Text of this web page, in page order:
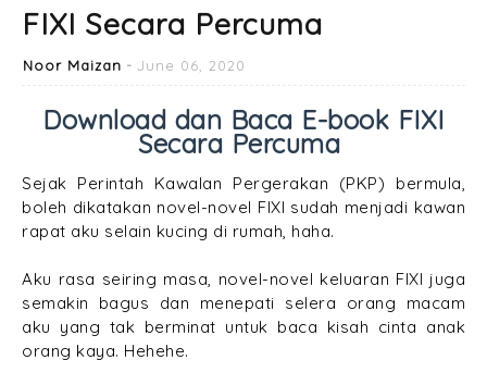
FIXI Secara Percuma
Noor Maizan June 06, 2020
Download dan Baca E-book FIXI
Secara Percuma
Sejak Perintah Kawalan Pergerakan (PKP) bermula,
boleh dikatakan novel-novel FIXI sudah menjadi kawan
rapat aku selain kucing di rumah, haha.
Aku rasa seiring masa, novel-novel keluaran FIXI juga
semakin bagus dan menepati selera orang macam
aku yang tak berminat untuk baca kisah cinta anak
orang kaya. Hehehe.